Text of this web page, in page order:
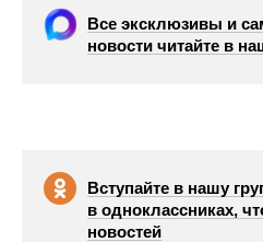
Все эксклюзивы и
новости читайте в
Вступайте в нашу
в одноклассниках,
новостей